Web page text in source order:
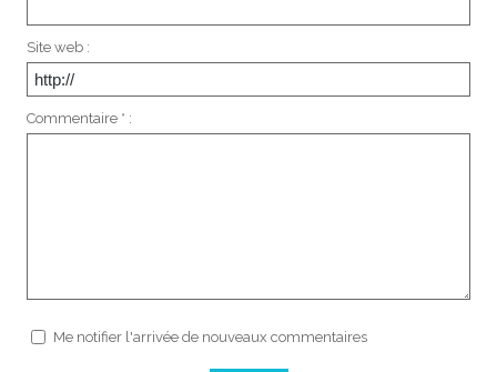
Site web :
Commentaire * :
Me notifier l'arrivée de nouveaux commentaires